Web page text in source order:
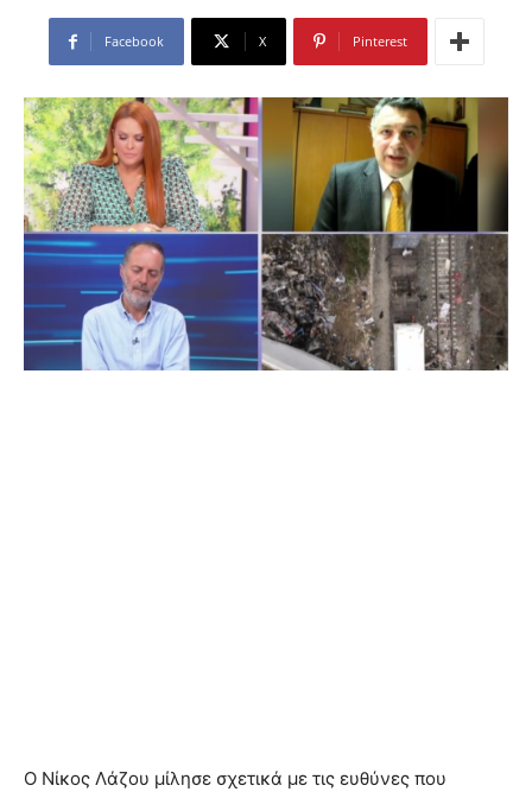
Facebook X Pinterest
Ο Nίκος Λάζου μίλησε σχετικά με τις ευθύνες που